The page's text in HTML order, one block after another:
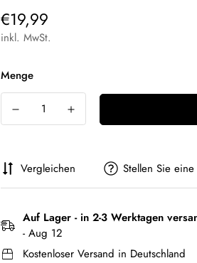
Regulärer
Preis
€19,99
inkl. MwSt.
Menge
Vergleichen Stellen Sie
Auf Lager - in 2-3 Werktagen
- Aug 12
Kostenloser Versand in Deutschland